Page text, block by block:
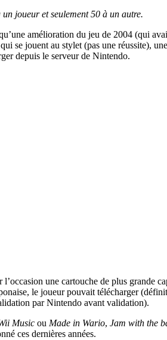
joueur et seulement 50 à un autre.
amélioration du jeu de 2004 (qui
se jouent au stylet (pas une réussite),
depuis le serveur de Nintendo.
une cartouche de plus grande
le joueur pouvait télécharger
par Nintendo avant validation).
Music ou Made in Wario, Jam with the
ces dernières années.